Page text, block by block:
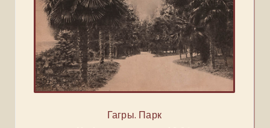
Гагры. Парк